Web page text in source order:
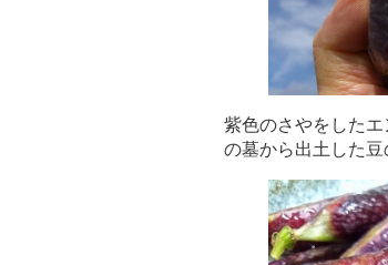
紫色のさやをした
の墓から出土した豆